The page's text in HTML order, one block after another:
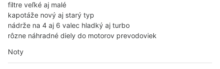
filtre veľké aj malé
kapotáže nový aj starý typ
nádrže na 4 aj 6 valec hladký aj turbo
rôzne náhradné diely do motorov prevodoviek
Noty